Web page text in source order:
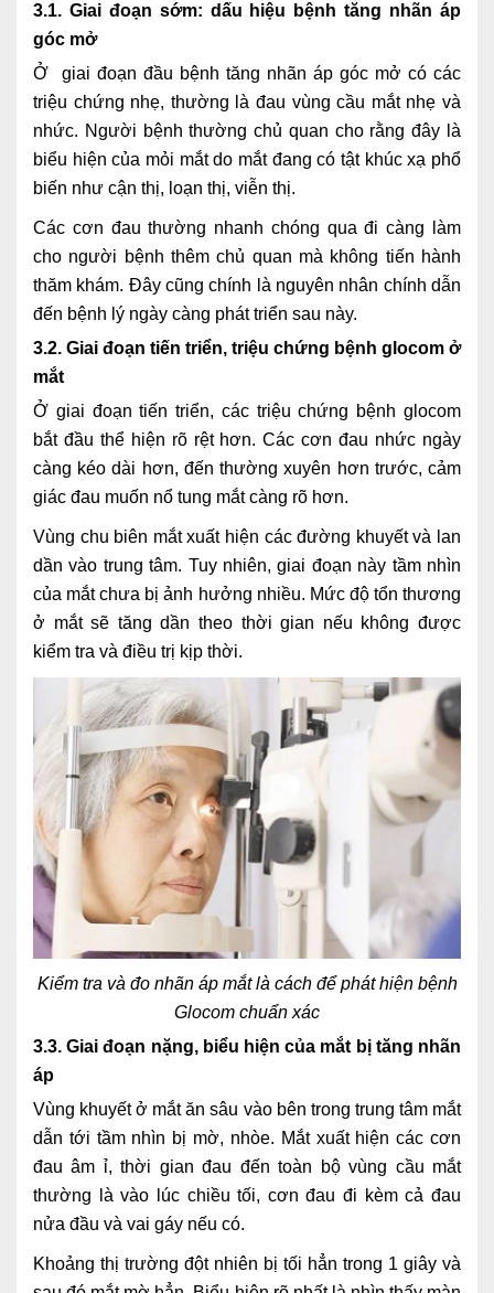
3.1. Giai đoạn sớm: dấu hiệu bệnh tăng nhãn áp
góc mở
Ở giai đoạn đầu bệnh tăng nhãn áp góc mở có các
triệu chứng nhẹ, thường là đau vùng cầu mắt nhẹ và
nhức. Người bệnh thường chủ quan cho rằng đây là
biểu hiện của mỏi mắt do mắt đang có tật khúc xạ phổ
biến như cận thị, loạn thị, viễn thị.
Các cơn đau thường nhanh chóng qua đi càng làm
cho người bệnh thêm chủ quan mà không tiến hành
thăm khám. Đây cũng chính là nguyên nhân chính dẫn
đến bệnh lý ngày càng phát triển sau này.
3.2. Giai đoạn tiến triển, triệu chứng bệnh glocom ở
mắt
Ở giai đoạn tiến triển, các triệu chứng bệnh glocom
bắt đầu thể hiện rõ rệt hơn. Các cơn đau nhức ngày
càng kéo dài hơn, đến thường xuyên hơn trước, cảm
giác đau muốn nổ tung mắt càng rõ hơn.
Vùng chu biên mắt xuất hiện các đường khuyết và lan
dần vào trung tâm. Tuy nhiên, giai đoạn này tầm nhìn
của mắt chưa bị ảnh hưởng nhiều. Mức độ tổn thương
ở mắt sẽ tăng dần theo thời gian nếu không được
kiểm tra và điều trị kịp thời.
Kiểm tra và đo nhãn áp mắt là cách để phát hiện bệnh
Glocom chuẩn xác
3.3. Giai đoạn nặng, biểu hiện của mắt bị tăng nhãn
áp
Vùng khuyết ở mắt ăn sâu vào bên trong trung tâm mắt
dẫn tới tầm nhìn bị mờ, nhòe. Mắt xuất hiện các cơn
đau âm ỉ, thời gian đau đến toàn bộ vùng cầu mắt
thường là vào lúc chiều tối, cơn đau đi kèm cả đau
nửa đầu và vai gáy nếu có.
Khoảng thị trường đột nhiên bị tối hẳn trong 1 giây và